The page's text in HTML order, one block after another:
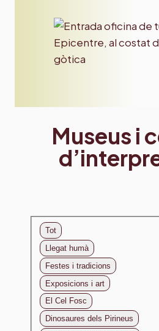
Museus i
Tot
Llegat humà
Festes i tradicions
Exposicions i art
El Cel Fosc
Dinosaures dels Pirineus